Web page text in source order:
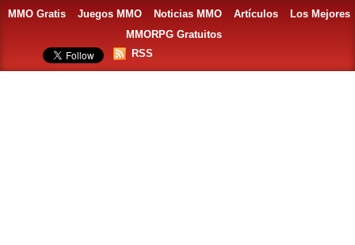
MMO Gratis Juegos MMO Noticias MMO Artículos
Los Mejores
MMORPG Gratuitos
RSS